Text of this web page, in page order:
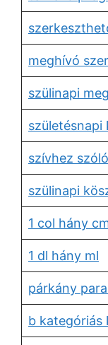
meghívó
szülinapi
születésnapi
szívhez
szülinapi
1 col hány
1 dl hány ml
párkány
b kategóriás